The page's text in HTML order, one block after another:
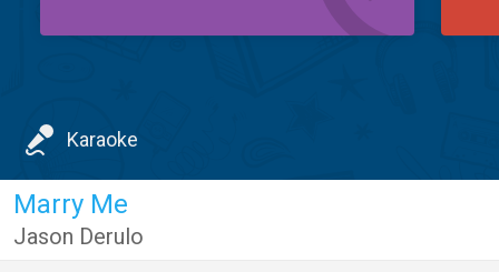
Karaoke
Marry Me
Jason Derulo